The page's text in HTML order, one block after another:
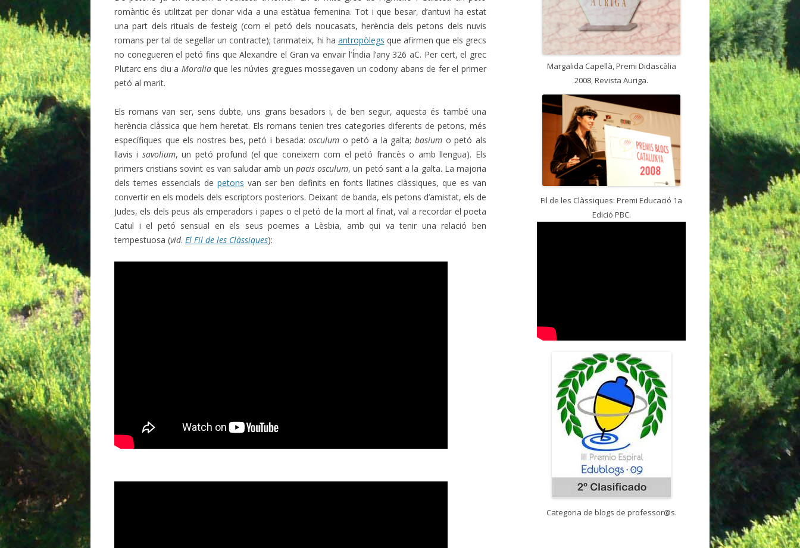
romàntic és utilitzat per donar vida a una estàtua femenina. Tot i que besar, d’antuvi ha estat
una part dels rituals de festeig (com el petó dels noucasats, herència dels petons dels nuvis
romans per tal de segellar un contracte); tanmateix, hi ha antropòlegs que afirmen que els grecs
no conegueren el petó fins que Alexandre el Gran va envair l’Índia l’any 326 aC. Per cert, el grec
Plutarc ens diu a Moralia que les núvies gregues mossegaven un codony abans de fer el primer
petó al marit.
Els romans van ser, sens dubte, uns grans besadors i, de ben segur, aquesta és també una
herència clàssica que hem heretat. Els romans tenien tres categories diferents de petons, més
específiques que els nostres bes, petó i besada:osculum o petó a la galta;basium o petó als
llavis i savolium, un petó profund (el que coneixem com el petó francès o amb llengua). Els
primers cristians sovint es van saludar amb un pacis osculum, un petó sant a la galta. La majoria
dels temes essencials de petons van ser ben definits en fonts llatines clàssiques, que es van
convertir en els models dels escriptors posteriors. Deixant de banda, els petons d’amistat, els de
Judes, els dels peus als emperadors i papes o el petó de la mort al finat, val a recordar el poeta
Catul i el petó sensual en els seus poemes a Lèsbia, amb qui va tenir una relació ben
tempestuosa (vid. El Fil de les Clàssiques):
Margalida Capellà, Premi Didascàlia
2008, Revista Auriga.
Fil de les Clàssiques: Premi Educació 1a
Edició PBC.
Categoria de blogs de professor@s.